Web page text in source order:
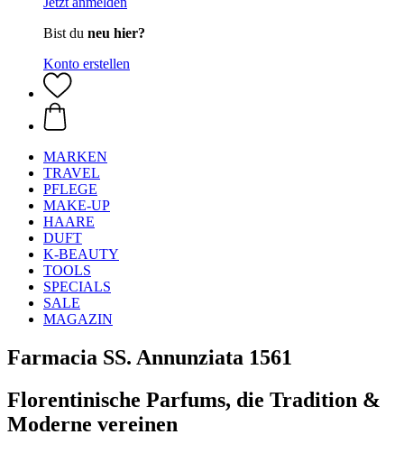
Bist du neu hier?
Konto erstellen
MARKEN
TRAVEL
PFLEGE
MAKE-UP
HAARE
DUFT
K-BEAUTY
TOOLS
SPECIALS
SALE
MAGAZIN
Farmacia SS. Annunziata 1561
Florentinische Parfums, die Tradition &
Moderne vereinen